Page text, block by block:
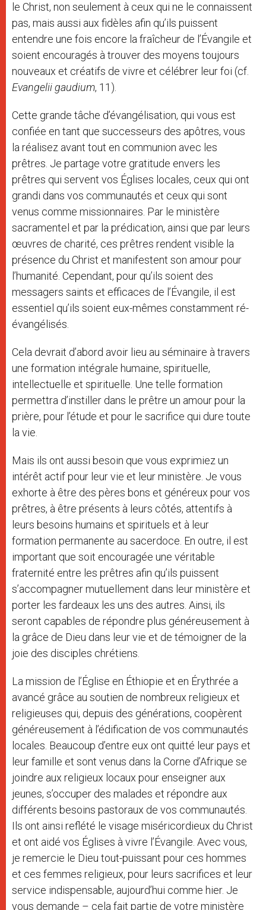
le Christ, non seulement à ceux qui ne le connaissent
pas, mais aussi aux fidèles afin qu’ils puissent
entendre une fois encore la fraîcheur de l’Évangile et
soient encouragés à trouver des moyens toujours
nouveaux et créatifs de vivre et célébrer leur foi (cf.
Evangelii gaudium, 11).
Cette grande tâche d’évangélisation, qui vous est
confiée en tant que successeurs des apôtres, vous
la réalisez avant tout en communion avec les
prêtres. Je partage votre gratitude envers les
prêtres qui servent vos Églises locales, ceux qui ont
grandi dans vos communautés et ceux qui sont
venus comme missionnaires. Par le ministère
sacramentel et par la prédication, ainsi que par leurs
œuvres de charité, ces prêtres rendent visible la
présence du Christ et manifestent son amour pour
l’humanité. Cependant, pour qu’ils soient des
messagers saints et efficaces de l’Évangile, il est
essentiel qu’ils soient eux-mêmes constamment ré-
évangélisés.
Cela devrait d’abord avoir lieu au séminaire à travers
une formation intégrale humaine, spirituelle,
intellectuelle et spirituelle. Une telle formation
permettra d’instiller dans le prêtre un amour pour la
prière, pour l’étude et pour le sacrifice qui dure toute
la vie.
Mais ils ont aussi besoin que vous exprimiez un
intérêt actif pour leur vie et leur ministère. Je vous
exhorte à être des pères bons et généreux pour vos
prêtres, à être présents à leurs côtés, attentifs à
leurs besoins humains et spirituels et à leur
formation permanente au sacerdoce. En outre, il est
important que soit encouragée une véritable
fraternité entre les prêtres afin qu’ils puissent
s’accompagner mutuellement dans leur ministère et
porter les fardeaux les uns des autres. Ainsi, ils
seront capables de répondre plus généreusement à
la grâce de Dieu dans leur vie et de témoigner de la
joie des disciples chrétiens.
La mission de l’Église en Éthiopie et en Érythrée a
avancé grâce au soutien de nombreux religieux et
religieuses qui, depuis des générations, coopèrent
généreusement à l’édification de vos communautés
locales. Beaucoup d’entre eux ont quitté leur pays et
leur famille et sont venus dans la Corne d’Afrique se
joindre aux religieux locaux pour enseigner aux
jeunes, s’occuper des malades et répondre aux
différents besoins pastoraux de vos communautés.
Ils ont ainsi reflété le visage miséricordieux du Christ
et ont aidé vos Églises à vivre l’Évangile. Avec vous,
je remercie le Dieu tout-puissant pour ces hommes
et ces femmes religieux, pour leurs sacrifices et leur
service indispensable, aujourd’hui comme hier. Je
vous demande – cela fait partie de votre ministère